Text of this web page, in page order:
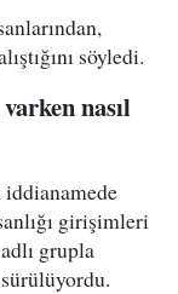
söyledi.
nasıl
iddianamede
girişimleri
grupla